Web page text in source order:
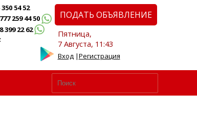
54 52
259 44 50
399 22 62
ПОДАТЬ ОБЪЯВЛЕНИЕ
Пятница,
7 Августа, 11:43
Вход|Регистрация